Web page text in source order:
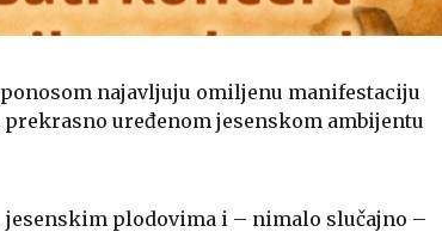
najavljuju omiljenu manifestaciju
prekrasno uređenom jesenskom ambijentu
jesenskim plodovima i – nimalo slučajno –